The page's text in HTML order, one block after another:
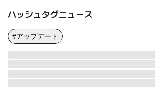
ハッシュタグニュース
#アップデート